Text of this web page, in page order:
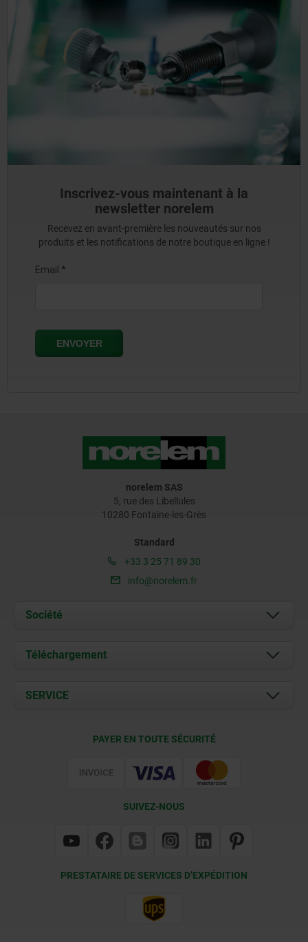
Inscrivez-vous maintenant à la
newsletter norelem
Recevez en avant-première les nouveautés sur nos
produits et les notifications de notre boutique en ligne !
norelem SAS
5, rue des Libellules
10280 Fontaine-les-Grès
Standard
+33 3 25 71 89 30
info@norelem.fr
Société
À propos de nous
Contact
Téléchargement
Documents
SERVICE
PAYER EN TOUTE SÉCURITÉ
SUIVEZ-NOUS
PRESTATAIRE DE SERVICES D’EXPÉDITION